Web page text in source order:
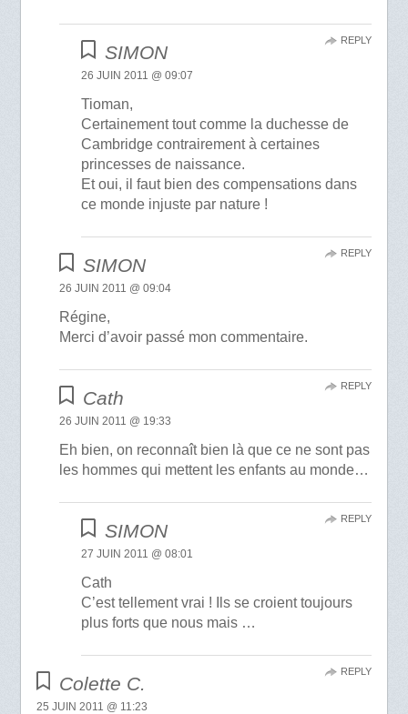
SIMON
26 JUIN 2011 @ 09:07
Tioman,
Certainement tout comme la duchesse de
Cambridge contrairement à certaines
princesses de naissance.
Et oui, il faut bien des compensations dans
ce monde injuste par nature !
REPLY
SIMON
26 JUIN 2011 @ 09:04
Régine,
Merci d’avoir passé mon commentaire.
REPLY
Cath
26 JUIN 2011 @ 19:33
Eh bien, on reconnaît bien là que ce ne sont pas
les hommes qui mettent les enfants au monde…
REPLY
SIMON
27 JUIN 2011 @ 08:01
Cath
C’est tellement vrai ! Ils se croient toujours
plus forts que nous mais …
REPLY
Colette C.
25 JUIN 2011 @ 11:23
REPLY